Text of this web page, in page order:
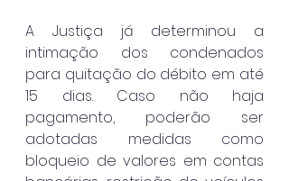
A Justiça já determinou a
intimação dos condenados
para quitação do débito em até
15 dias. Caso não haja
pagamento, poderão ser
adotadas medidas como
bloqueio de valores em contas